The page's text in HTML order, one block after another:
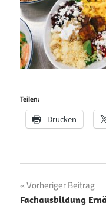
Teilen:
Drucken
Vorheriger Beitrag
Fachausbildung